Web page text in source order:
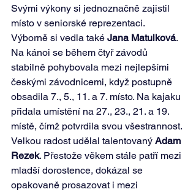
Svými výkony si jednoznačně zajistil
místo v seniorské reprezentaci.
Výborně si vedla také Jana Matulková.
Na kánoi se během čtyř závodů
stabilně pohybovala mezi nejlepšími
českými závodnicemi, když postupně
obsadila 7., 5., 11. a 7. místo. Na kajaku
přidala umístění na 27., 23., 21. a 19.
místě, čímž potvrdila svou všestrannost.
Velkou radost udělal talentovaný Adam
Rezek. Přestože věkem stále patří mezi
mladší dorostence, dokázal se
opakovaně prosazovat i mezi